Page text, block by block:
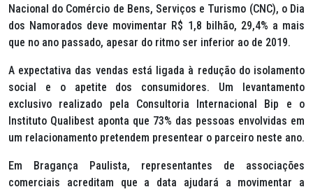
Nacional do Comércio de Bens, Serviços e Turismo (CNC), o Dia
dos Namorados deve movimentar R$ 1,8 bilhão, 29,4% a mais
que no ano passado, apesar do ritmo ser inferior ao de 2019.
A expectativa das vendas está ligada à redução do isolamento
social e o apetite dos consumidores. Um levantamento
exclusivo realizado pela Consultoria Internacional Bip e o
Instituto Qualibest aponta que 73% das pessoas envolvidas em
um relacionamento pretendem presentear o parceiro neste ano.
Em Bragança Paulista, representantes de associações
comerciais acreditam que a data ajudará a movimentar a